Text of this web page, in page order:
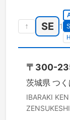
↑ SE 1
〒 300-
茨城県 つ
IBARAKI KEN